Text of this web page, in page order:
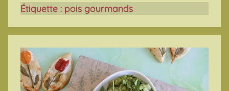
Étiquette : pois gourmands